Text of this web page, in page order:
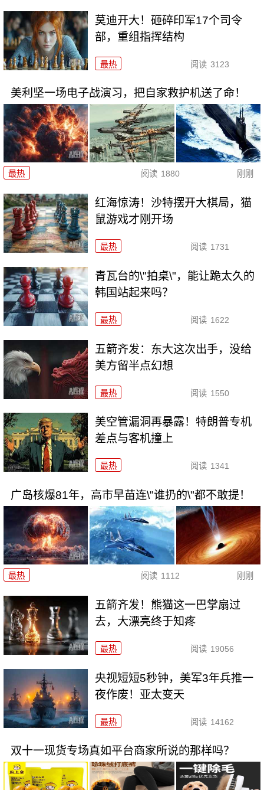
莫迪开大！砸碎印军17个司令
部，重组指挥结构
最热 阅读 3123
美利坚一场电子战演习，把自家救护机送了命！
最热 阅读 1880 刚刚
红海惊涛！沙特摆开大棋局，猫
鼠游戏才刚开场
最热 阅读 1731
青瓦台的\"拍桌\"，能让跪太久的
韩国站起来吗？
最热 阅读 1622
五箭齐发：东大这次出手，没给
美方留半点幻想
最热 阅读 1550
美空管漏洞再暴露！特朗普专机
差点与客机撞上
最热 阅读 1341
广岛核爆81年，高市早苗连\"谁扔的\"都不敢提！
最热 阅读 1112 刚刚
五箭齐发！熊猫这一巴掌扇过
去，大漂亮终于知疼
最热 阅读 19056
央视短短5秒钟，美军3年兵推一
夜作废！亚太变天
最热 阅读 14162
双十一现货专场真如平台商家所说的那样吗？